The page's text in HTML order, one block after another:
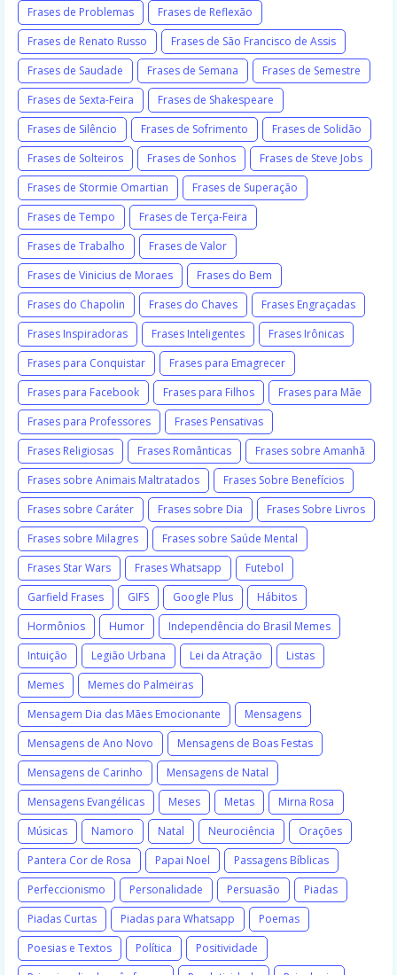
Frases de Problemas
Frases de Reflexão
Frases de Renato Russo
Frases de São Francisco de Assis
Frases de Saudade
Frases de Semana
Frases de Semestre
Frases de Sexta-Feira
Frases de Shakespeare
Frases de Silêncio
Frases de Sofrimento
Frases de Solidão
Frases de Solteiros
Frases de Sonhos
Frases de Steve Jobs
Frases de Stormie Omartian
Frases de Superação
Frases de Tempo
Frases de Terça-Feira
Frases de Trabalho
Frases de Valor
Frases de Vinicius de Moraes
Frases do Bem
Frases do Chapolin
Frases do Chaves
Frases Engraçadas
Frases Inspiradoras
Frases Inteligentes
Frases Irônicas
Frases para Conquistar
Frases para Emagrecer
Frases para Facebook
Frases para Filhos
Frases para Mãe
Frases para Professores
Frases Pensativas
Frases Religiosas
Frases Românticas
Frases sobre Amanhã
Frases sobre Animais Maltratados
Frases Sobre Benefícios
Frases sobre Caráter
Frases sobre Dia
Frases Sobre Livros
Frases sobre Milagres
Frases sobre Saúde Mental
Frases Star Wars
Frases Whatsapp
Futebol
Garfield Frases
GIFS Google Plus
Hábitos
Hormônios
Humor
Independência do Brasil Memes
Intuição
Legião Urbana Lei da Atração
Listas
Memes
Memes do Palmeiras
Mensagem Dia das Mães Emocionante
Mensagens
Mensagens de Ano Novo
Mensagens de Boas Festas
Mensagens de Carinho
Mensagens de Natal
Mensagens Evangélicas
Meses Metas
Mirna Rosa
Músicas
Namoro Natal Neurociência
Orações
Pantera Cor de Rosa
Papai Noel
Passagens Bíblicas
Perfeccionismo
Personalidade Persuasão
Piadas
Piadas Curtas
Piadas para Whatsapp
Poemas
Poesias e Textos
Política
Positividade